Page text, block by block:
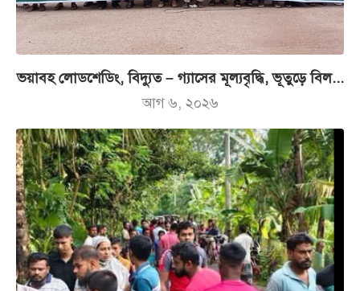
ভয়াবহ লোডশেডিং, বিদ্যুত – গ্যাসের মূল্যবৃদ্ধি, ভূতুড়ে বিল...
আগ ৬, ২০২৬